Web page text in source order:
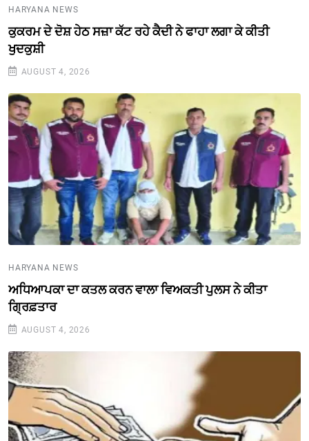
HARYANA NEWS
ਕੁਕਰਮ ਦੇ ਦੋਸ਼ ਹੇਠ ਸਜ਼ਾ ਕੱਟ ਰਹੇ ਕੈਦੀ ਨੇ ਫਾਹਾ ਲਗਾ ਕੇ ਕੀਤੀ
ਖੁਦਕੁਸ਼ੀ
AUGUST 4, 2026
HARYANA NEWS
ਅਧਿਆਪਕਾ ਦਾ ਕਤਲ ਕਰਨ ਵਾਲਾ ਵਿਅਕਤੀ ਪੁਲਸ ਨੇ ਕੀਤਾ
ਗ੍ਰਿਫ਼ਤਾਰ
AUGUST 4, 2026